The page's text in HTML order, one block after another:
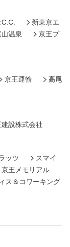
新東京エ
温泉
京王プ
京王運輸
高尾
設株式会社
ッツ
スマイ
京王メモリアル
ス＆コワーキング